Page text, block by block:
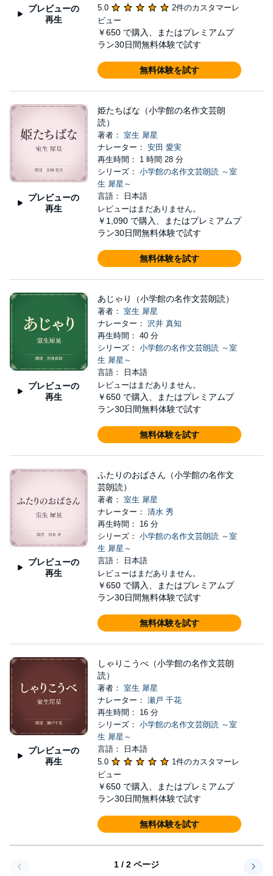
プレビューの
再生
5.0
2件のカスタマーレ
ビュー
￥650 で購入、またはプレミアムプ
ラン30日間無料体験で試す
無料体験を試す
プレビューの
再生
姫たちばな（小学館の名作文芸朗
読）
著者： 室生 犀星
ナレーター： 安田 愛実
再生時間： 1 時間 28 分
シリーズ： 小学館の名作文芸朗読 ～室
生 犀星～
言語： 日本語
レビューはまだありません。
￥1,090 で購入、またはプレミアムプ
ラン30日間無料体験で試す
無料体験を試す
プレビューの
再生
あじゃり（小学館の名作文芸朗読）
著者： 室生 犀星
ナレーター： 沢井 真知
再生時間： 40 分
シリーズ： 小学館の名作文芸朗読 ～室
生 犀星～
言語： 日本語
レビューはまだありません。
￥650 で購入、またはプレミアムプ
ラン30日間無料体験で試す
無料体験を試す
プレビューの
再生
ふたりのおばさん（小学館の名作文
芸朗読）
著者： 室生 犀星
ナレーター： 清水 秀
再生時間： 16 分
シリーズ： 小学館の名作文芸朗読 ～室
生 犀星～
言語： 日本語
レビューはまだありません。
￥650 で購入、またはプレミアムプ
ラン30日間無料体験で試す
無料体験を試す
プレビューの
再生
しゃりこうべ（小学館の名作文芸朗
読）
著者： 室生 犀星
ナレーター： 瀬戸 千花
再生時間： 16 分
シリーズ： 小学館の名作文芸朗読 ～室
生 犀星～
言語： 日本語
5.0
1件のカスタマーレ
ビュー
￥650 で購入、またはプレミアムプ
ラン30日間無料体験で試す
無料体験を試す
1 / 2 ページ